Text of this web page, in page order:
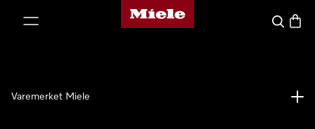
Mieles hjemmeside
Søk
Varemerket Miele